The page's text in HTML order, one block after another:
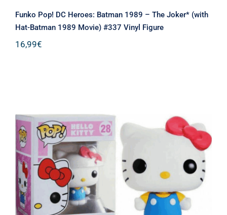
Funko Pop! DC Heroes: Batman 1989 – The Joker* (with
Hat-Batman 1989 Movie) #337 Vinyl Figure
16,99€
Funko Pop! Hello Kitty S2 – Hello
Kitty (Classic) #28 Vinyl Figure